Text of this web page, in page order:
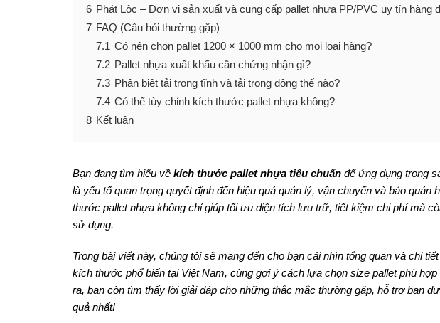
6 Phát Lộc – Đơn vị sản xuất và cung cấp pallet nhựa PP/PVC uy tín hàng
7 FAQ (Câu hỏi thường gặp)
7.1 Có nên chọn pallet 1200 × 1000 mm cho mọi loại hàng?
7.2 Pallet nhựa xuất khẩu cần chứng nhận gì?
7.3 Phân biệt tải trọng tĩnh và tải trọng động thế nào?
7.4 Có thể tùy chỉnh kích thước pallet nhựa không?
8 Kết luận
Bạn đang tìm hiểu về kích thước pallet nhựa tiêu chuẩn để ứng dụng trong
là yếu tố quan trọng quyết định đến hiệu quả quản lý, vận chuyển và bảo quản
thước pallet nhựa không chỉ giúp tối ưu diện tích lưu trữ, tiết kiệm chi phí mà
sử dụng.
Trong bài viết này, chúng tôi sẽ mang đến cho bạn cái nhìn tổng quan và chi
kích thước phổ biến tại Việt Nam, cùng gợi ý cách lựa chọn size pallet phù
ra, bạn còn tìm thấy lời giải đáp cho những thắc mắc thường gặp, hỗ trợ bạn
quả nhất!